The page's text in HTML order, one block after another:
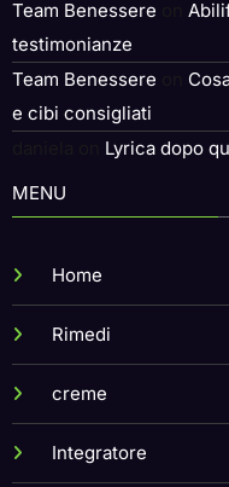
Team Benessere
testimonianze
Team Benessere
e cibi consigliati
Lyrica dopo
MENU
Home
Rimedi
creme
Integratore